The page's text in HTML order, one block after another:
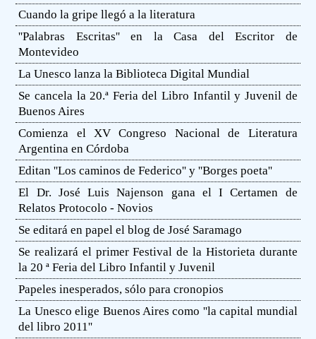
Cuando la gripe llegó a la literatura
''Palabras Escritas'' en la Casa del Escritor de
Montevideo
La Unesco lanza la Biblioteca Digital Mundial
Se cancela la 20.ª Feria del Libro Infantil y Juvenil de
Buenos Aires
Comienza el XV Congreso Nacional de Literatura
Argentina en Córdoba
Editan ''Los caminos de Federico'' y ''Borges poeta''
El Dr. José Luis Najenson gana el I Certamen de
Relatos Protocolo - Novios
Se editará en papel el blog de José Saramago
Se realizará el primer Festival de la Historieta durante
la 20 ª Feria del Libro Infantil y Juvenil
Papeles inesperados, sólo para cronopios
La Unesco elige Buenos Aires como ''la capital mundial
del libro 2011''